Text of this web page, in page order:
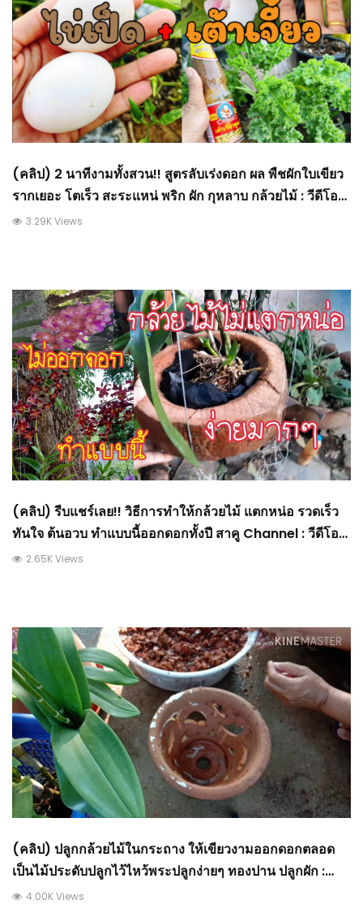
(คลิป) 2 นาทีงามทั้งสวน!! สูตรลับเร่งดอก ผล พืชผักใบเขียว
รากเยอะ โตเร็ว สะระแหน่ พริก ผัก กุหลาบ กล้วยไม้ : วีดีโอ
เกษตร
3.29K Views
(คลิป) รีบแชร์เลย!! วิธีการทำให้กล้วยไม้ แตกหน่อ รวดเร็ว
ทันใจ ต้นอวบ ทำแบบนี้ออกดอกทั้งปี สาคู Channel : วีดีโอ
เกษตร
2.65K Views
(คลิป) ปลูกกล้วยไม้ในกระถาง ให้เขียวงามออกดอกตลอด
เป็นไม้ประดับปลูกไว้ไหว้พระปลูกง่ายๆ ทองปาน ปลูกผัก :
วีดีโอ เกษตร
4.00K Views